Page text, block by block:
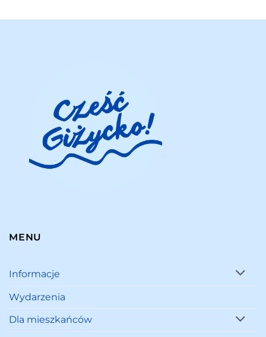
MENU
Informacje
Wydarzenia
Dla mieszkańców